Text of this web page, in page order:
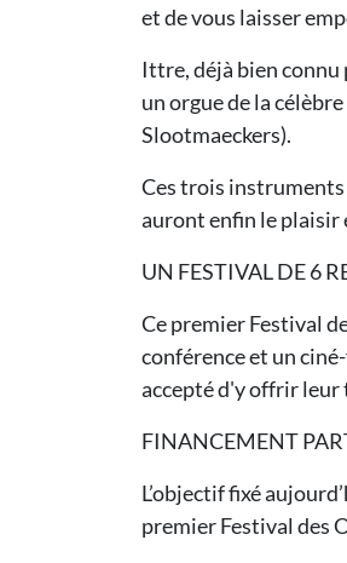
et de vous laisser
Ittre, déjà bien connu
un orgue de la
Slootmaeckers).
Ces trois instruments
auront enfin le plaisir
UN FESTIVAL DE 6
Ce premier Festival
conférence et un
accepté d'y offrir leur
FINANCEMENT
L’objectif fixé
premier Festival des